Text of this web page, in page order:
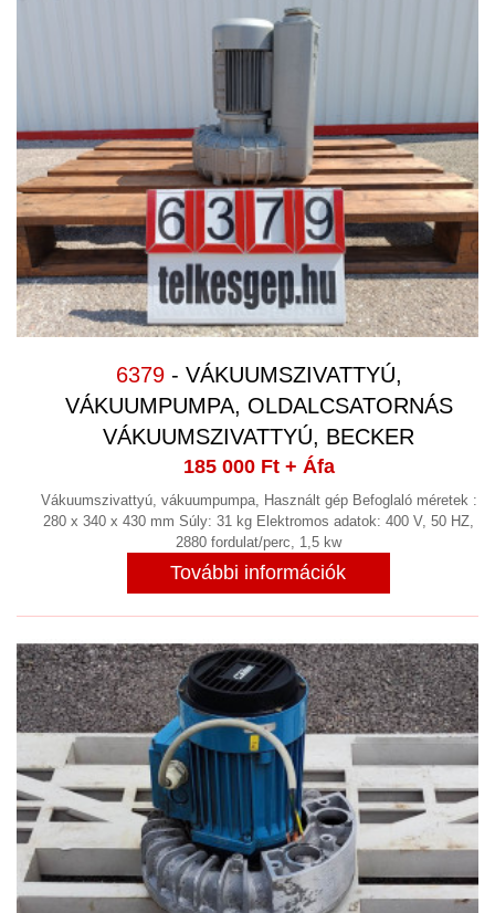
6379- VÁKUUMSZIVATTYÚ,
VÁKUUMPUMPA, OLDALCSATORNÁS
VÁKUUMSZIVATTYÚ, BECKER
185 000 Ft+ Áfa
Vákuumszivattyú, vákuumpumpa, Használt gép Befoglaló méretek :
280 x 340 x 430 mm Súly: 31 kg Elektromos adatok: 400 V, 50 HZ,
2880 fordulat/perc, 1,5 kw
További információk